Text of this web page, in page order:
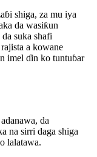
shiga, za mu iya
da wasiƙun
suka shafi
a kowane
imel ɗin ko tuntuɓar
da
na sirri daga shiga
lalatawa.